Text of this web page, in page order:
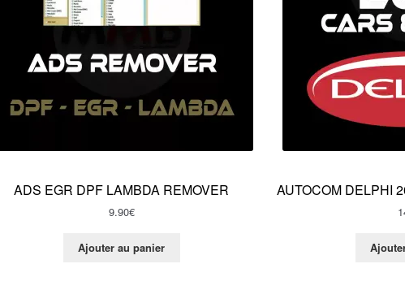
ADS EGR DPF LAMBDA REMOVER
9.90€
Ajouter au panier
AUTOCOM DELPHI